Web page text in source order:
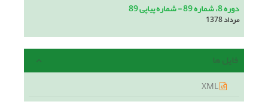
دوره 8، شماره 89 - شماره پیاپی 89
مرداد 1378
فایل ها